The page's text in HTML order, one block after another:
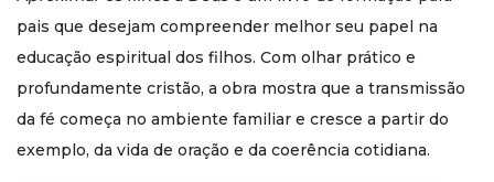
O foco do livro está especialmente no crescimento e no
desenvolvimento espiritual das crianças, mas seus
princípios ajudam qualquer pai ou mãe que deseje refletir
consciência.
pais que desejam compreender melhor seu papel na
educação espiritual dos filhos. Com olhar prático e
profundamente cristão, a obra mostra que a transmissão
da fé começa no ambiente familiar e cresce a partir do
exemplo, da vida de oração e da coerência cotidiana.